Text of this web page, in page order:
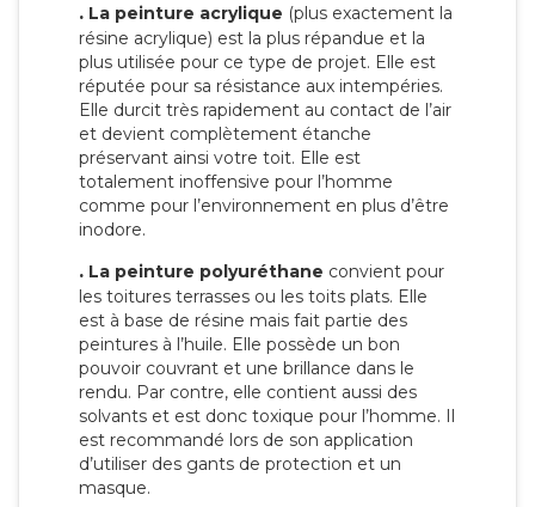
. La peinture acrylique (plus exactement la
résine acrylique) est la plus répandue et la
plus utilisée pour ce type de projet. Elle est
réputée pour sa résistance aux intempéries.
Elle durcit très rapidement au contact de l’air
et devient complètement étanche
préservant ainsi votre toit. Elle est
totalement inoffensive pour l’homme
comme pour l’environnement en plus d’être
inodore.
. La peinture polyuréthane convient pour
les toitures terrasses ou les toits plats. Elle
est à base de résine mais fait partie des
peintures à l’huile. Elle possède un bon
pouvoir couvrant et une brillance dans le
rendu. Par contre, elle contient aussi des
solvants et est donc toxique pour l’homme. Il
est recommandé lors de son application
d’utiliser des gants de protection et un
masque.